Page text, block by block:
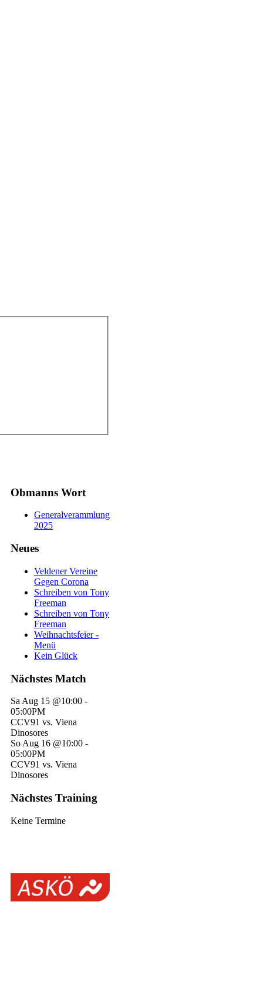
Obmanns Wort
Generalverammlung
2025
Neues
Veldener Vereine
Gegen Corona
Schreiben von Tony
Freeman
Schreiben von Tony
Freeman
Weihnachtsfeier -
Menü
Kein Glück
Nächstes Match
Sa Aug 15 @10:00 -
05:00PM
CCV91 vs. Viena
Dinosores
So Aug 16 @10:00 -
05:00PM
CCV91 vs. Viena
Dinosores
Nächstes Training
Keine Termine